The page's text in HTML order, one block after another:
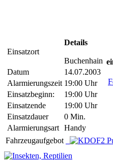
Einsatzort
Details
Buchenhain
Datum
14.07.2003
Alarmierungszeit 19:00 Uhr
Einsatzbeginn:
19:00 Uhr
Einsatzende
19:00 Uhr
Einsatzdauer
0 Min.
Alarmierungsart Handy
Fahrzeugaufgebot